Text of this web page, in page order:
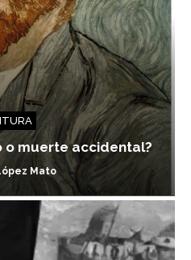
o muerte accidental?
Mato